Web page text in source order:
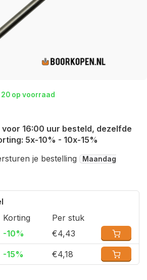
20 op voorraad
16:00 uur besteld, dezelfde
5x-10% - 10x-15%
je bestelling
Maandag
Korting
Per stuk
-10% €4,43
-15% €4,18